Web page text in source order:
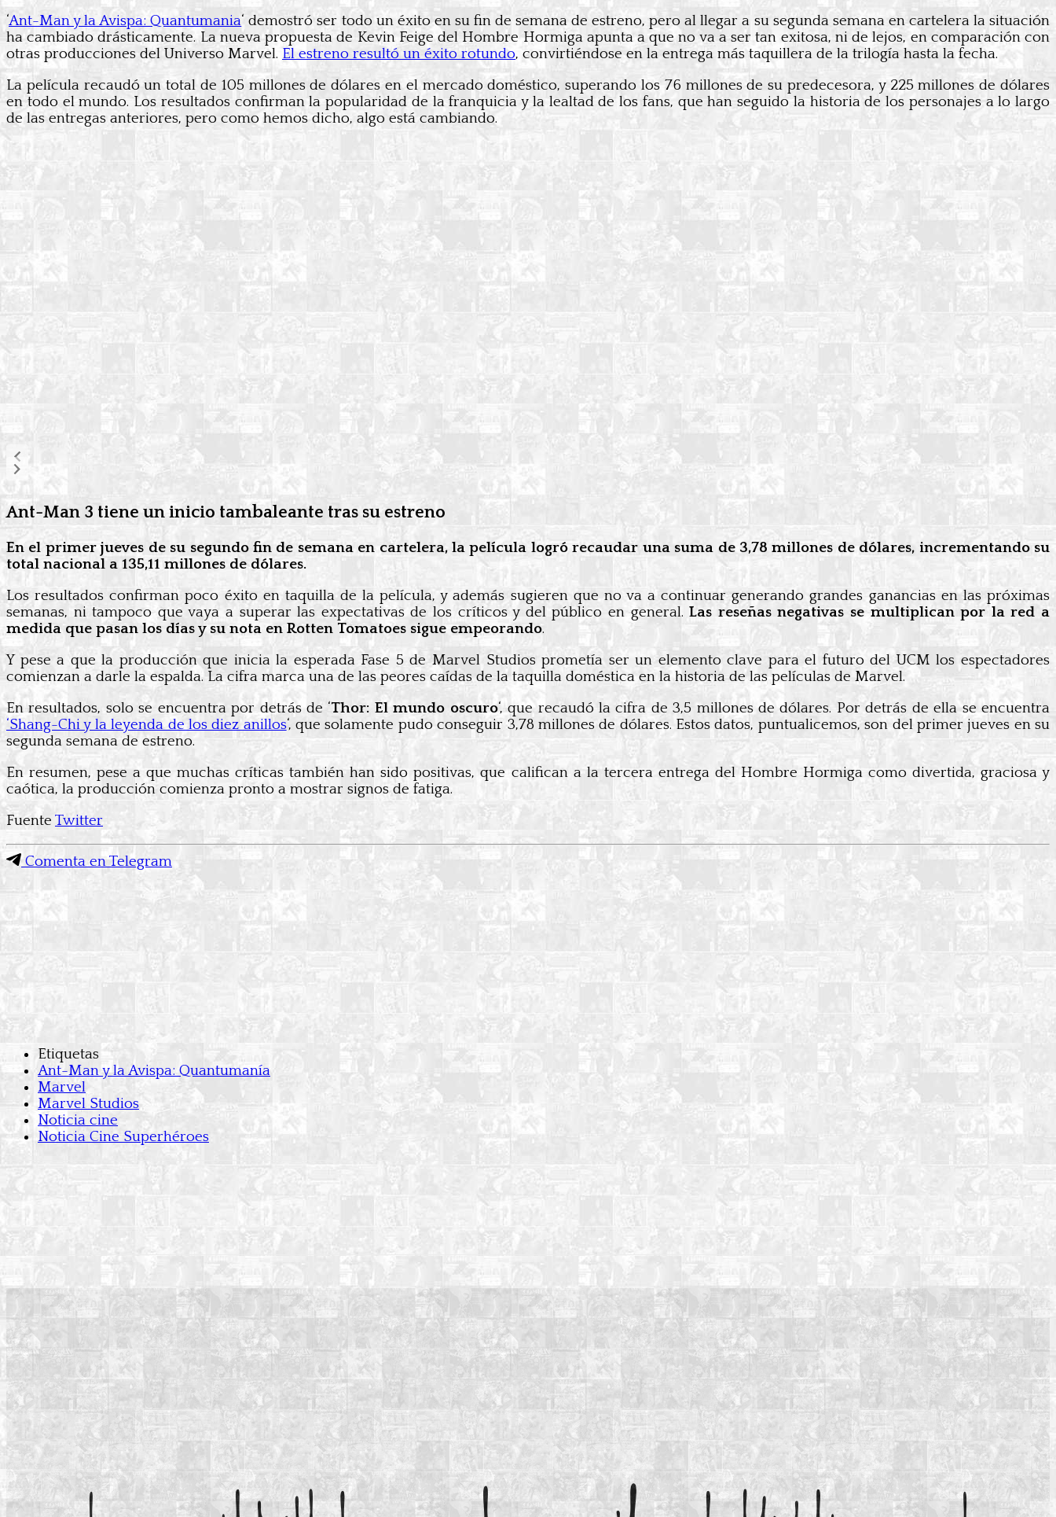
‘Ant-Man y la Avispa: Quantumania‘ demostró ser todo un éxito en su fin de semana de estreno, pero al llegar a su segunda semana en cartelera la situación
ha cambiado drásticamente. La nueva propuesta de Kevin Feige del Hombre Hormiga apunta a que no va a ser tan exitosa, ni de lejos, en comparación con
otras producciones del Universo Marvel. El estreno resultó un éxito rotundo, convirtiéndose en la entrega más taquillera de la trilogía hasta la fecha.
La película recaudó un total de 105 millones de dólares en el mercado doméstico, superando los 76 millones de su predecesora, y 225 millones de dólares
en todo el mundo. Los resultados confirman la popularidad de la franquicia y la lealtad de los fans, que han seguido la historia de los personajes a lo largo
de las entregas anteriores, pero como hemos dicho, algo está cambiando.
Ant-Man 3 tiene un inicio tambaleante tras su estreno
En el primer jueves de su segundo fin de semana en cartelera, la película logró recaudar una suma de 3,78 millones de dólares, incrementando su
total nacional a 135,11 millones de dólares.
Los resultados confirman poco éxito en taquilla de la película, y además sugieren que no va a continuar generando grandes ganancias en las próximas
semanas, ni tampoco que vaya a superar las expectativas de los críticos y del público en general.Las reseñas negativas se multiplican por la red a
medida que pasan los días y su nota en Rotten Tomatoes sigue empeorando.
Y pese a que la producción que inicia la esperada Fase 5 de Marvel Studios prometía ser un elemento clave para el futuro del UCM los espectadores
comienzan a darle la espalda. La cifra marca una de las peores caídas de la taquilla doméstica en la historia de las películas de Marvel.
En resultados, solo se encuentra por detrás de ‘Thor: El mundo oscuro‘, que recaudó la cifra de 3,5 millones de dólares. Por detrás de ella se encuentra
‘Shang-Chi y la leyenda de los diez anillos‘, que solamente pudo conseguir 3,78 millones de dólares. Estos datos, puntualicemos, son del primer jueves en su
segunda semana de estreno.
En resumen, pese a que muchas críticas también han sido positivas, que califican a la tercera entrega del Hombre Hormiga como divertida, graciosa y
caótica, la producción comienza pronto a mostrar signos de fatiga.
Fuente Twitter
Comenta en Telegram
Etiquetas
Ant-Man y la Avispa: Quantumanía
Marvel
Marvel Studios
Noticia cine
Noticia Cine Superhéroes